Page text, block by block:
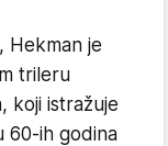
Hekman je
trileru
koji istražuje
60-ih godina